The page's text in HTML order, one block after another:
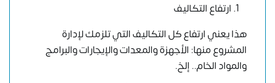
ارتفاع التكاليف
هذا يعني ارتفاع كل التكاليف التي تلزمك لإدارة
المشروع منها: الأجهزة والمعدات والإيجارات والبرامج
والمواد الخام.. إلخ.